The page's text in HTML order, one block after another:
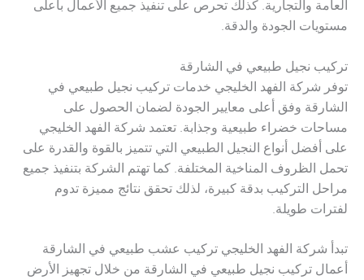
العامة والتجارية. كذلك تحرص على تنفيذ جميع الأعمال بأعلى
مستويات الجودة والدقة.
تركيب نجيل طبيعي في الشارقة
توفر شركة الفهد الخليجي خدمات تركيب نجيل طبيعي في
الشارقة وفق أعلى معايير الجودة لضمان الحصول على
مساحات خضراء طبيعية وجذابة. تعتمد شركة الفهد الخليجي
على أفضل أنواع النجيل الطبيعي التي تتميز بالقوة والقدرة على
تحمل الظروف المناخية المختلفة. كما تهتم الشركة بتنفيذ جميع
مراحل التركيب بدقة كبيرة، لذلك تحقق نتائج مميزة تدوم
لفترات طويلة.
تبدأ شركة الفهد الخليجي تركيب عشب طبيعي في الشارقة
أعمال تركيب نجيل طبيعي في الشارقة من خلال تجهيز الأرض